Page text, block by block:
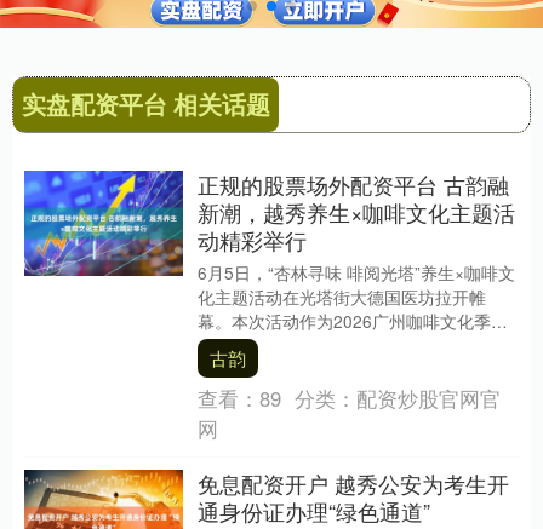
实盘配资平台 相关话题
正规的股票场外配资平台 古韵融
新潮，越秀养生×咖啡文化主题活
动精彩举行
6月5日，“杏林寻味 啡阅光塔”养生×咖啡文
化主题活动在光塔街大德国医坊拉开帷
幕。本次活动作为2026广州咖啡文化季越
秀分会场的子活动正规的股票场外配资平
台，由....
古韵
查看： 89 分类： 配资炒股官网官
网
免息配资开户 越秀公安为考生开
通身份证办理“绿色通道”